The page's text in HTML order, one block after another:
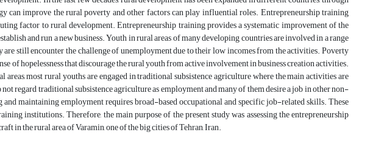
can improve the rural poverty and other factors can play influential roles. Entrepreneurship training
factor to rural development. Entrepreneurship training provides a systematic improvement of the
and run a new business. Youth in rural areas of many developing countries are involved in a range
still encounter the challenge of unemployment due to their low incomes from the activities. Poverty
of hopelessness that discourage the rural youth from active involvement in business creation activities.
most rural youths are engaged in traditional subsistence agriculture where the main activities are
regard traditional subsistence agriculture as employment and many of them desire a job in other non-
maintaining employment requires broad-based occupational and specific job-related skills. These
institutions. Therefore, the main purpose of the present study was assessing the entrepreneurship
in the rural area of Varamin, one of the big cities of Tehran, Iran.